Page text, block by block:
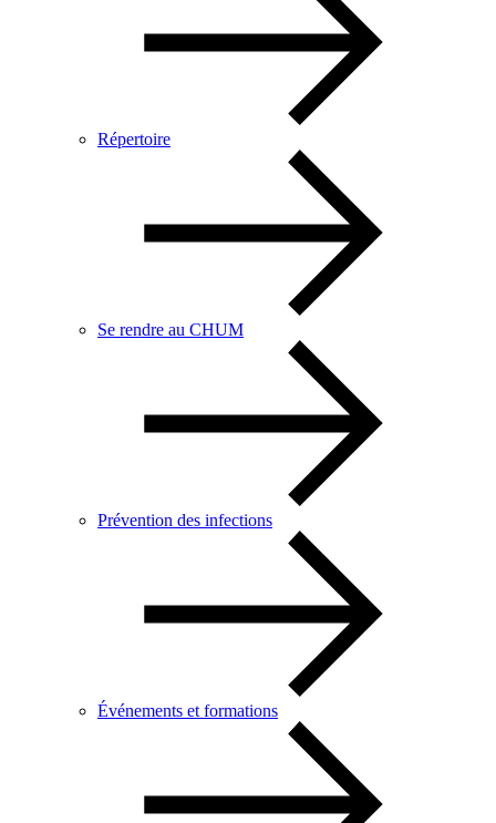
Répertoire
Se rendre au CHUM
Prévention des infections
Événements et formations